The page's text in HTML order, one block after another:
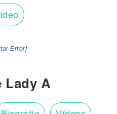
Error]
Lady A